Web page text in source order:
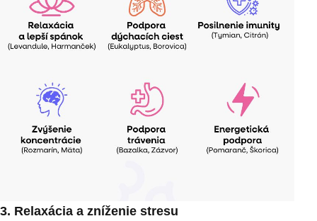
3. Relaxácia a zníženie stresu